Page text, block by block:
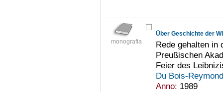
monografia
Über Geschichte der
Rede gehalten in
Preußischen
Feier des
Du Bois-
Anno: 1989